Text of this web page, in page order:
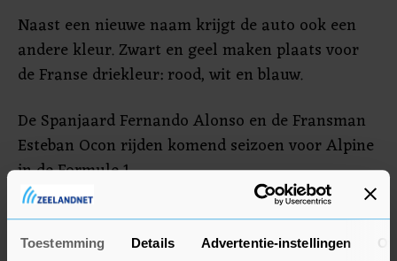
Toestemming Details Advertentie-instellingen
Naast een nieuwe naam krijgt de auto ook een
andere kleur. Zwart en geel maken plaats voor
de Franse driekleur: rood, wit en blauw.
De Spanjaard Fernando Alonso en de Fransman
Esteban Ocon rijden komend seizoen voor Alpine
in de Formule 1.